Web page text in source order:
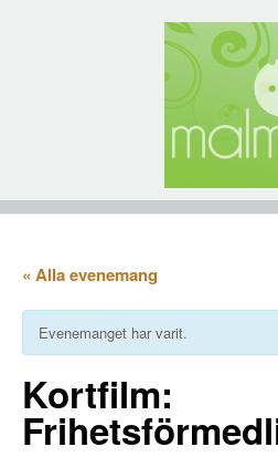
« Alla evenemang
Evenemanget har varit.
Kortfilm: